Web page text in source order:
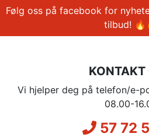
Følg oss på facebook for
tilbud!
KONTAKT
Vi hjelper deg på telefon/e-
08.00-
57 72